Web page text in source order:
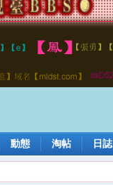
動態 淘帖 日誌